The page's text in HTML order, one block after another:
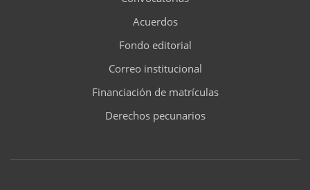
Acuerdos
Fondo editorial
Correo institucional
Financiación de matrículas
Derechos pecunarios